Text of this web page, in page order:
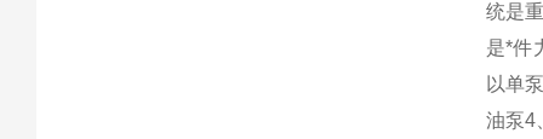
统是
是*件
以单
油泵4